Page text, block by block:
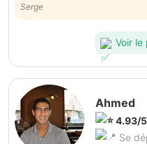
famille.
Serge
Voir le
Ahmed
4.93/5
Se